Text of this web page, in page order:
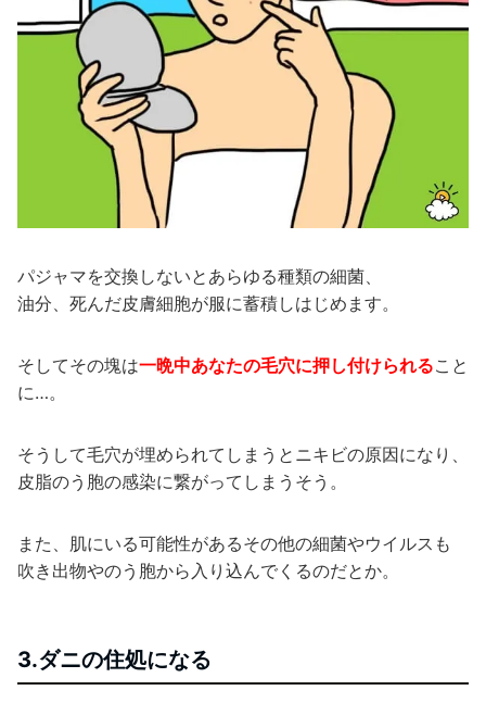
パジャマを交換しないとあらゆる種類の細菌、
油分、死んだ皮膚細胞が服に蓄積しはじめます。
そしてその塊は一晩中あなたの毛穴に押し付けられること
に…。
そうして毛穴が埋められてしまうとニキビの原因になり、
皮脂のう胞の感染に繋がってしまうそう。
また、肌にいる可能性があるその他の細菌やウイルスも
吹き出物やのう胞から入り込んでくるのだとか。
3.ダニの住処になる